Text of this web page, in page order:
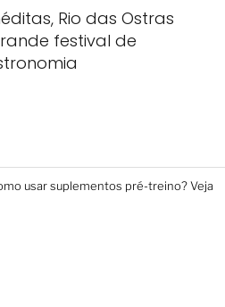
Rio das Ostras
festival de
usar suplementos pré-treino? Veja